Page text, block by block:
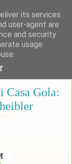
Casa Gola:
its services
user-agent are
and security
usage